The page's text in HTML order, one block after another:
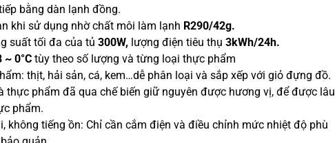
bằng dàn lạnh đồng.
khi sử dụng nhờ chất môi làm lạnh R290/42g.
suất tối đa của tủ 300W, lượng điện tiêu thụ 3kWh/24h.
~ 0°C tùy theo số lượng và từng loại thực phẩm
thịt, hải sản, cá, kem…dễ phân loại và sắp xếp với giỏ đựng đồ.
thực phẩm đã qua chế biến giữ nguyên được hương vị, để được lâu
phẩm.
không tiếng ồn: Chỉ cần cắm điện và điều chỉnh mức nhiệt độ phù